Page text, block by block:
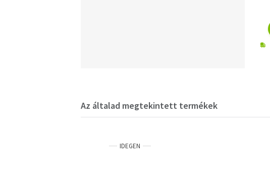
Az általad megtekintett termékek
IDEGEN